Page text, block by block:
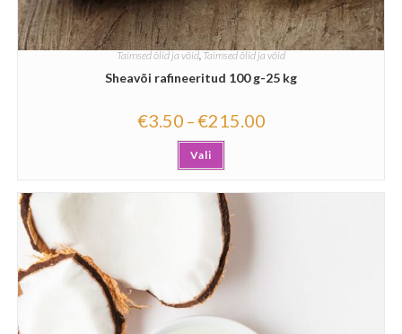
Taimsed õlid ja võid, Taimsed õlid ja võid
Sheavõi rafineeritud 100 g-25 kg
€3.50 –€215.00
Vali